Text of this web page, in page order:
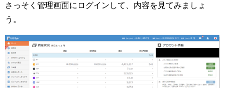
さっそく管理画面にログインして、内容を見てみましょ
う。